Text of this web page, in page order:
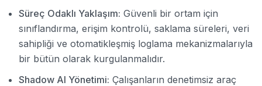
Süreç Odaklı Yaklaşım: Güvenli bir ortam için
sınıflandırma, erişim kontrolü, saklama süreleri, veri
sahipliği ve otomatikleşmiş loglama mekanizmalarıyla
bir bütün olarak kurgulanmalıdır.
Shadow AI Yönetimi: Çalışanların denetimsiz araç